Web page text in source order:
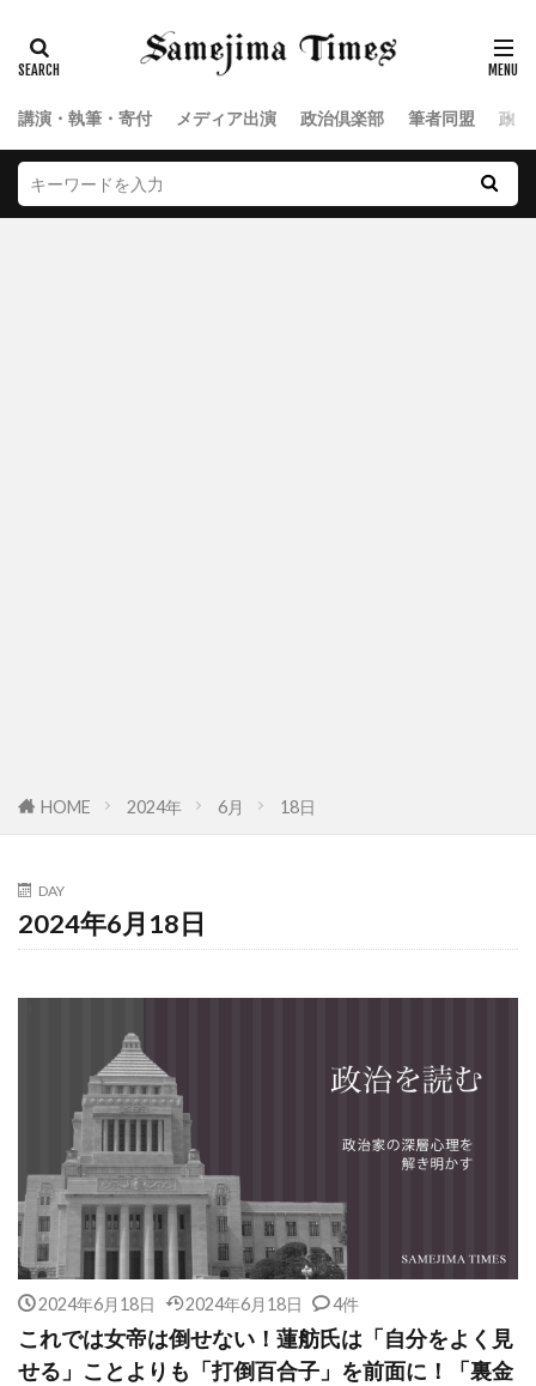
講演・執筆・寄付 メディア出演 政治倶楽部 筆者同盟 政
HOME 2024年 6月 18日
DAY
2024年6月18日
2024年6月18日 2024年6月18日 4件
これでは女帝は倒せない！蓮舫氏は「自分をよく見
せる」ことよりも「打倒百合子」を前面に！「裏金